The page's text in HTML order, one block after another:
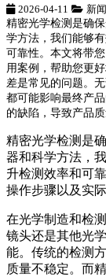
2026-04-11 新
精密光学检测是确
学方法，我们能够
可靠性。本文将带
用案例，帮助您更
差是常见的问题。
都可能影响最终产
的缺陷，导致产品
精密光学检测是
器和科学方法，
升检测效率和可
操作步骤以及实
在光学制造和检
镜头还是其他光
能。传统的检测
质量不稳定。而